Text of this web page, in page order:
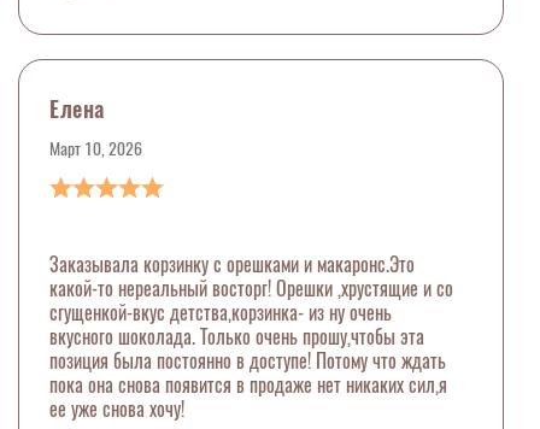
Елена
Март 10, 2026
Заказывала корзинку с орешками и макаронс.Это
какой-то нереальный восторг! Орешки ,хрустящие и со
сгущенкой-вкус детства,корзинка- из ну очень
вкусного шоколада. Только очень прошу,чтобы эта
позиция была постоянно в доступе! Потому что ждать
пока она снова появится в продаже нет никаких сил,я
ее уже снова хочу!